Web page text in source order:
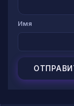
Имя